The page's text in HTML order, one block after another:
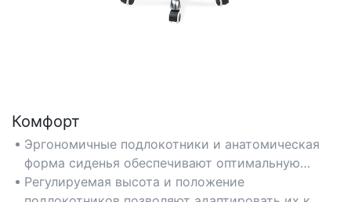
Комфорт
Эргономичные подлокотники и анатомическая
форма сиденья обеспечивают оптимальную
поддержку, снижая нагрузку во время
Регулируемая высота и положение